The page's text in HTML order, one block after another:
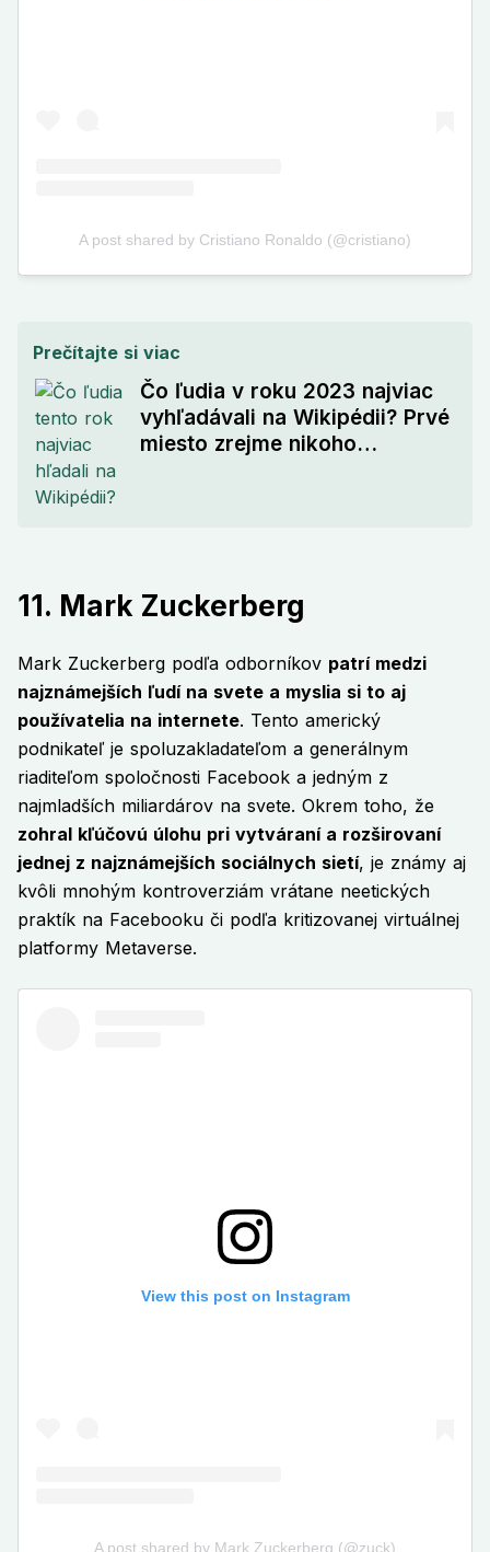
Prečítajte si viac
Čo ľudia v roku 2023 najviac
vyhľadávali na Wikipédii? Prvé
miesto zrejme nikoho
11. Mark Zuckerberg
Mark Zuckerberg podľa odborníkov patrí medzi
najznámejších ľudí na svete a myslia si to aj
používatelia na internete. Tento americký
podnikateľ je spoluzakladateľom a generálnym
riaditeľom spoločnosti Facebook a jedným z
najmladších miliardárov na svete. Okrem toho, že
zohral kľúčovú úlohu pri vytváraní a rozširovaní
jednej z najznámejších sociálnych sietí, je známy aj
kvôli mnohým kontroverziám vrátane neetických
praktík na Facebooku či podľa kritizovanej virtuálnej
platformy Metaverse.